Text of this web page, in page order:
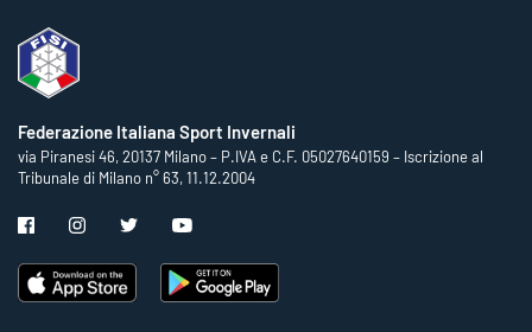
Federazione Italiana Sport Invernali
via Piranesi 46, 20137 Milano – P.IVA e C.F. 05027640159 – Iscrizione al
Tribunale di Milano n° 63, 11.12.2004